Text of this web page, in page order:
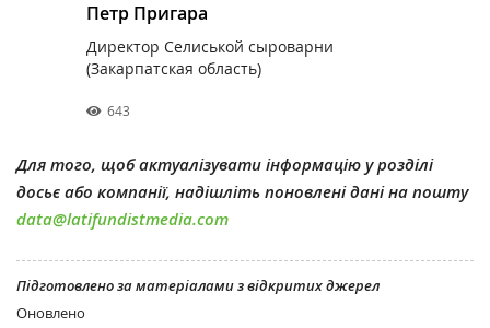
Петр Пригара
Директор Селиськой сыроварни
(Закарпатская область)
643
Для того, щоб актуалізувати інформацію у розділі
досьє або компанії, надішліть поновлені дані на пошту
data@latifundistmedia.com
Підготовлено за матеріалами з відкритих джерел
Оновлено